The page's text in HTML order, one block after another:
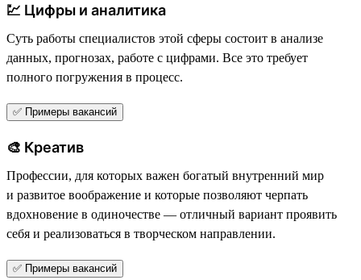
💹 Цифры и аналитика
Суть работы специалистов этой сферы состоит в анализе
данных, прогнозах, работе с цифрами. Все это требует
полного погружения в процесс.
✅ Примеры вакансий
🎨 Креатив
Профессии, для которых важен богатый внутренний мир
и развитое воображение и которые позволяют черпать
вдохновение в одиночестве — отличный вариант проявить
себя и реализоваться в творческом направлении.
✅ Примеры вакансий